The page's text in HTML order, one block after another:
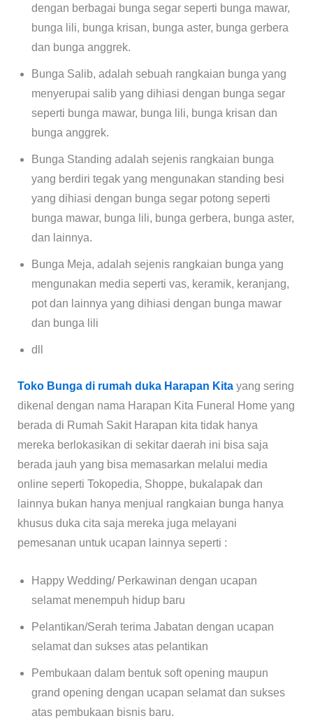
dengan berbagai bunga segar seperti bunga mawar,
bunga lili, bunga krisan, bunga aster, bunga gerbera
dan bunga anggrek.
Bunga Salib, adalah sebuah rangkaian bunga yang
menyerupai salib yang dihiasi dengan bunga segar
seperti bunga mawar, bunga lili, bunga krisan dan
bunga anggrek.
Bunga Standing adalah sejenis rangkaian bunga
yang berdiri tegak yang mengunakan standing besi
yang dihiasi dengan bunga segar potong seperti
bunga mawar, bunga lili, bunga gerbera, bunga aster,
dan lainnya.
Bunga Meja, adalah sejenis rangkaian bunga yang
mengunakan media seperti vas, keramik, keranjang,
pot dan lainnya yang dihiasi dengan bunga mawar
dan bunga lili
dll
Toko Bunga di rumah duka Harapan Kitayang sering
dikenal dengan nama Harapan Kita Funeral Home yang
berada di Rumah Sakit Harapan kita tidak hanya
mereka berlokasikan di sekitar daerah ini bisa saja
berada jauh yang bisa memasarkan melalui media
online seperti Tokopedia, Shoppe, bukalapak dan
lainnya bukan hanya menjual rangkaian bunga hanya
khusus duka cita saja mereka juga melayani
pemesanan untuk ucapan lainnya seperti :
Happy Wedding/ Perkawinan dengan ucapan
selamat menempuh hidup baru
Pelantikan/Serah terima Jabatan dengan ucapan
selamat dan sukses atas pelantikan
Pembukaan dalam bentuk soft opening maupun
grand opening dengan ucapan selamat dan sukses
atas pembukaan bisnis baru.